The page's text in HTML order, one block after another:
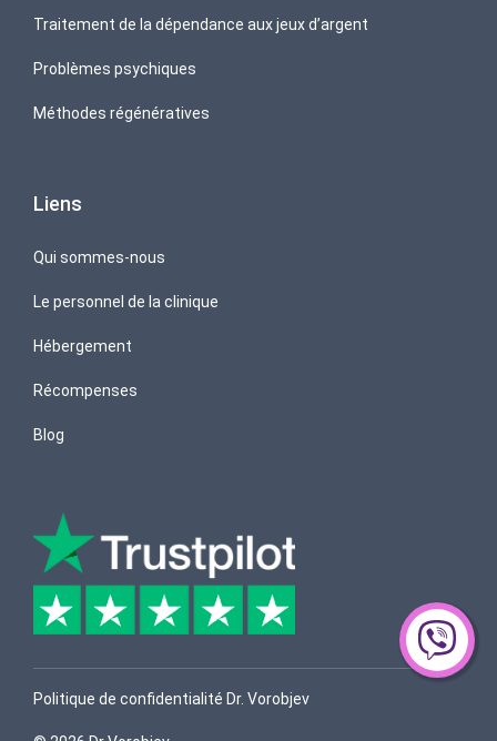
Traitement de la dépendance aux jeux d’argent
Problèmes psychiques
Méthodes régénératives
Liens
Qui sommes-nous
Le personnel de la clinique
Hébergement
Récompenses
Blog
Politique de confidentialité Dr. Vorobjev